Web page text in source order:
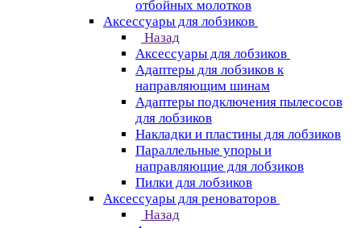
отбойных молотков
Аксессуары для лобзиков
Назад
Аксессуары для лобзиков
Адаптеры для лобзиков к
направляющим шинам
Адаптеры подключения пылесосов
для лобзиков
Накладки и пластины для лобзиков
Параллельные упоры и
направляющие для лобзиков
Пилки для лобзиков
Аксессуары для реноваторов
Назад